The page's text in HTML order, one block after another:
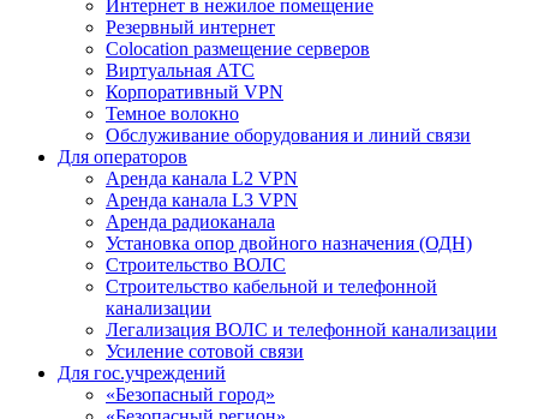
Интернет в нежилое помещение
Резервный интернет
Colocation размещение серверов
Виртуальная АТС
Корпоративный VPN
Темное волокно
Обслуживание оборудования и линий связи
Для операторов
Аренда канала L2 VPN
Аренда канала L3 VPN
Аренда радиоканала
Установка опор двойного назначения (ОДН)
Строительство ВОЛС
Строительство кабельной и телефонной
канализации
Легализация ВОЛС и телефонной канализации
Усиление сотовой связи
Для гос.учреждений
«Безопасный город»